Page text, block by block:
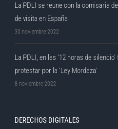
La PDLI se reune con la comisaria
de visita en España
30 noviembre 2022
La PDLI, en las ’12 horas de
protestar por la ‘Ley Mordaza’
8 noviembre 2022
DERECHOS DIGITALES